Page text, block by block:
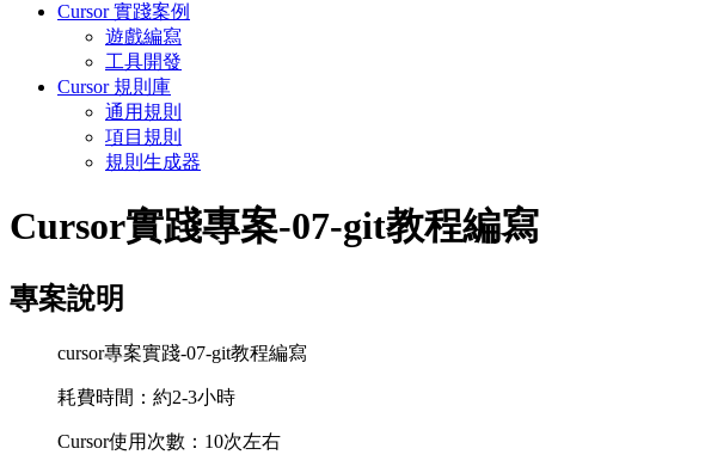
Cursor 實踐案例
遊戲編寫
工具開發
Cursor 規則庫
通用規則
項目規則
規則生成器
Cursor實踐專案-07-git教程編寫
專案說明
cursor專案實踐-07-git教程編寫
耗費時間：約2-3小時
Cursor使用次數：10次左右